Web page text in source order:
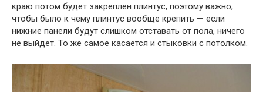
краю потом будет закреплен плинтус, поэтому важно,
чтобы было к чему плинтус вообще крепить — если
нижние панели будут слишком отставать от пола, ничего
не выйдет. То же самое касается и стыковки с потолком.